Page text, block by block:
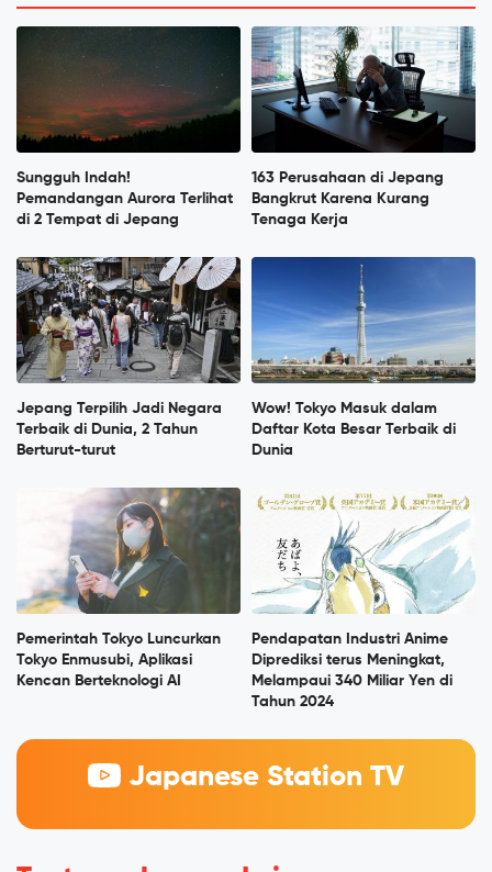
Sungguh Indah!
Pemandangan Aurora Terlihat
di 2 Tempat di Jepang
163 Perusahaan di Jepang
Bangkrut Karena Kurang
Tenaga Kerja
Jepang Terpilih Jadi Negara
Terbaik di Dunia, 2 Tahun
Berturut-turut
Wow! Tokyo Masuk dalam
Daftar Kota Besar Terbaik di
Dunia
Pemerintah Tokyo Luncurkan
Tokyo Enmusubi, Aplikasi
Kencan Berteknologi AI
Pendapatan Industri Anime
Diprediksi terus Meningkat,
Melampaui 340 Miliar Yen di
Tahun 2024
Japanese Station TV